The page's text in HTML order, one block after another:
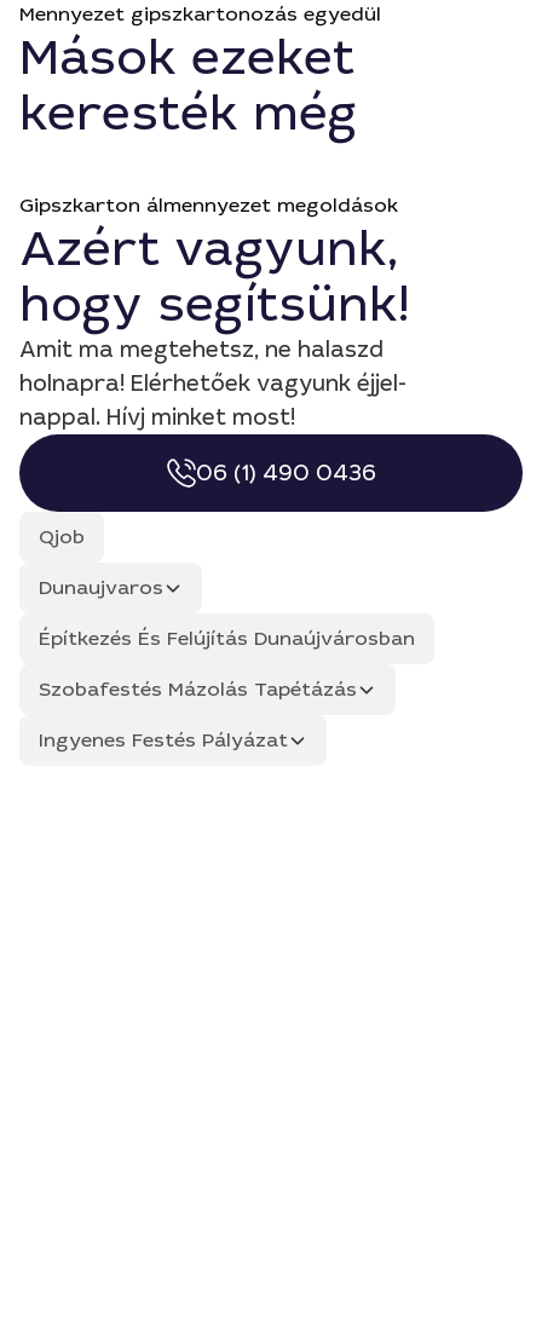
Mennyezet gipszkartonozás egyedül
Mások ezeket
keresték még
Gipszkarton álmennyezet megoldások
Azért vagyunk,
hogy segítsünk!
Amit ma megtehetsz, ne halaszd
holnapra! Elérhetőek vagyunk éjjel-
nappal. Hívj minket most!
06 (1) 490 0436
Qjob
Dunaujvaros
Építkezés És Felújítás Dunaújvárosban
Szobafestés Mázolás Tapétázás
Ingyenes Festés Pályázat